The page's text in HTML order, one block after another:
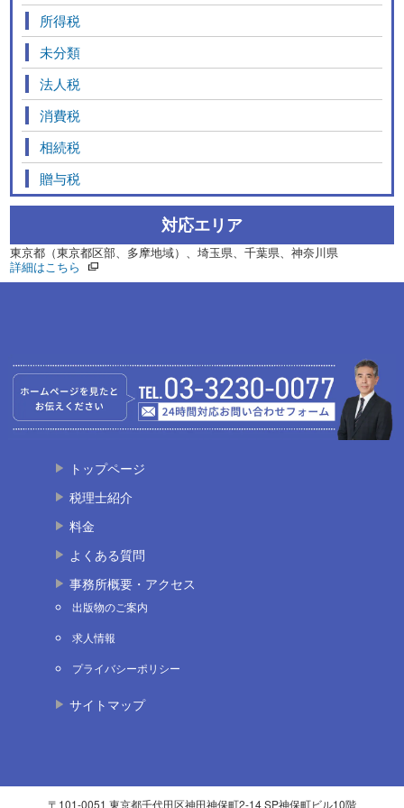
所得税
未分類
法人税
消費税
相続税
贈与税
対応エリア
東京都（東京都区部、多摩地域）、埼玉県、千葉県、神奈川県
詳細はこちら
トップページ
税理士紹介
料金
よくある質問
事務所概要・アクセス
出版物のご案内
求人情報
プライバシーポリシー
サイトマップ
〒101-0051 東京都千代田区神田神保町2-14 SP神保町ビル10階